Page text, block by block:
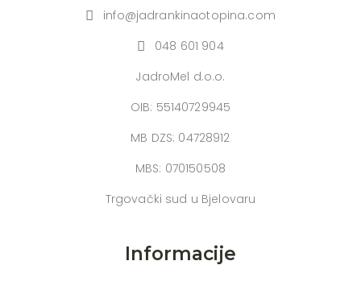
info@jadrankinaotopina.com
048 601 904
JadroMel d.o.o.
OIB: 55140729945
MB DZS: 04728912
MBS: 070150508
Trgovački sud u Bjelovaru
Informacije